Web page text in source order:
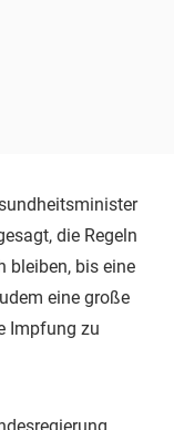
die Regeln
bleiben, bis eine
eine große
Impfung zu